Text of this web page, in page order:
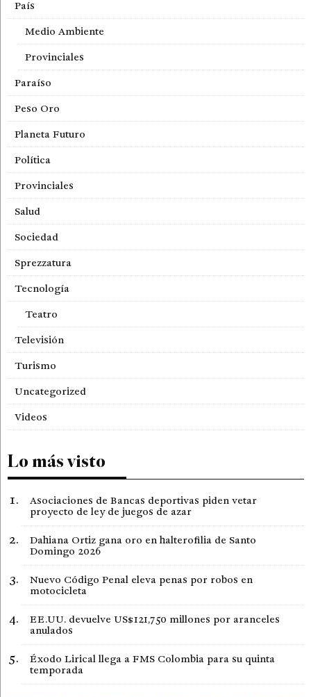
País
Medio Ambiente
Provinciales
Paraíso
Peso Oro
Planeta Futuro
Política
Provinciales
Salud
Sociedad
Sprezzatura
Tecnología
Teatro
Televisión
Turismo
Uncategorized
Videos
Lo más visto
Asociaciones de Bancas deportivas piden vetar
proyecto de ley de juegos de azar
Dahiana Ortiz gana oro en halterofilia de Santo
Domingo 2026
Nuevo Código Penal eleva penas por robos en
motocicleta
EE.UU. devuelve US$121,750 millones por aranceles
anulados
Éxodo Lirical llega a FMS Colombia para su quinta
temporada